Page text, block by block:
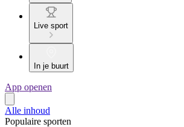
Live sport
In je buurt
App openen
Alle inhoud
Populaire sporten